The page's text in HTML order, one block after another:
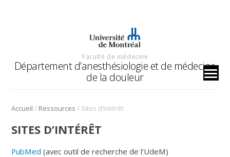
Faculté de médecine
Département d’anesthésiologie et de médecine
de la douleur
Accueil / Ressources / Sites d’intérêt
SITES D’INTÉRÊT
PubMed (avec outil de recherche de l’UdeM)